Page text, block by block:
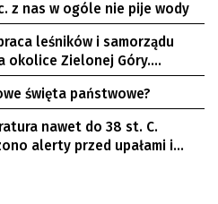
z nas w ogóle nie pije wody
leśników i samorządu
okolice Zielonej Góry.
nowe ścieżki rowerowe
święta państwowe?
nawet do 38 st. C.
alerty przed upałami i